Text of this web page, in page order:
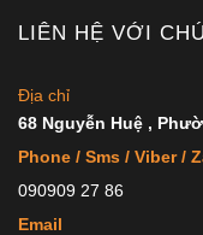
LIÊN HỆ VỚI
Địa chỉ
68 Nguyễn Huệ ,
Phone / Sms / Viber /
090909 27 86
Email